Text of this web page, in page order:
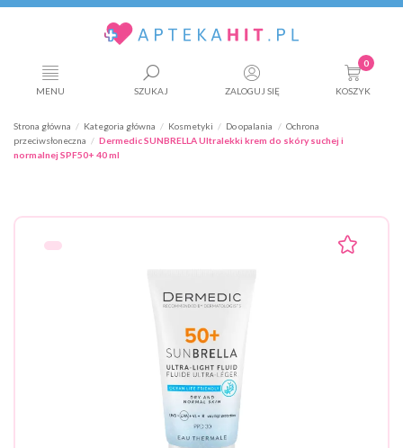
MENU SZUKAJ ZALOGUJ SIĘ
0
KOSZYK
Strona główna Kategoria główna Kosmetyki Do opalania
Ochrona
przeciwsłoneczna
Dermedic SUNBRELLA Ultralekki krem do skóry suchej i
normalnej SPF50+ 40 ml